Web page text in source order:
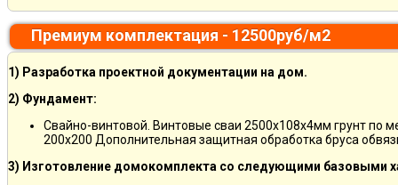
Премиум комплектация - 12500руб/м2
1) Разработка проектной документации на дом.
2) Фундамент:
Свайно-винтовой. Винтовые сваи 2500х108х4мм грунт по
200х200 Дополнительная защитная обработка бруса
3) Изготовление домокомплекта со следующими базовыми